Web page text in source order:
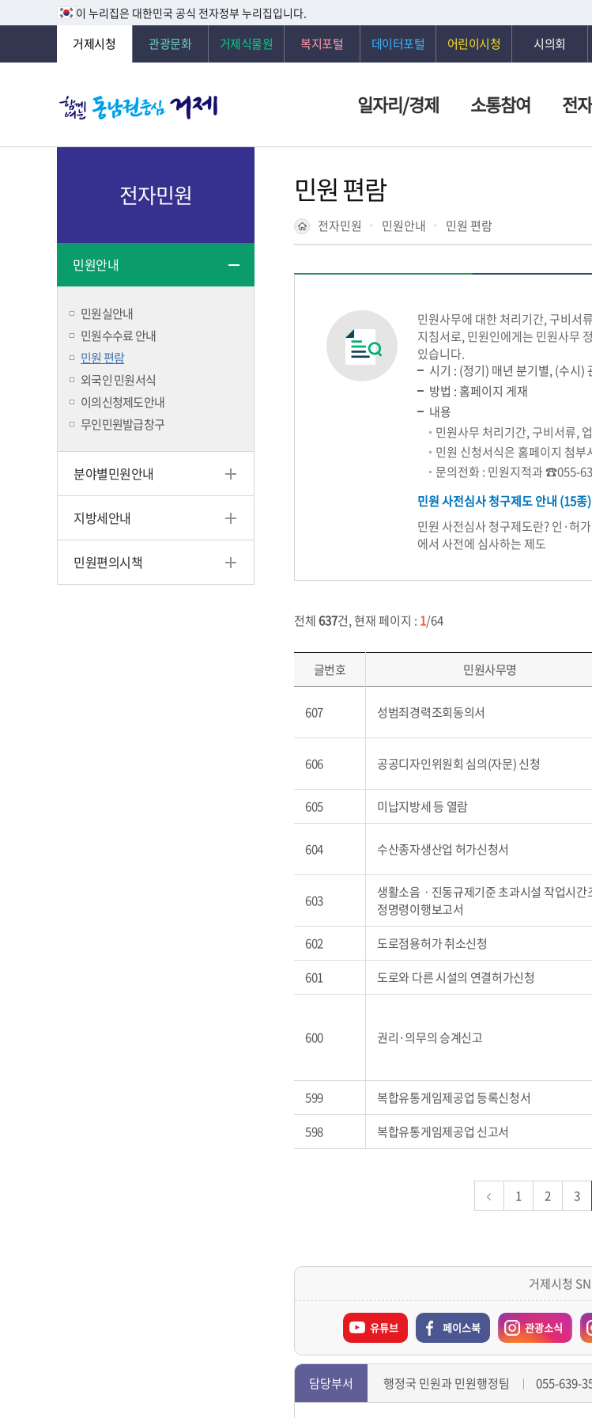
이 누리집은 대한민국 공식 전자정부 누리집입니다.
거제시청 관광문화 거제식물원 복지포털 데이터포털 어린이시청 시의회
일자리/경제 소통참여 전
전자민원
민원안내
민원실안내
민원수수료 안내
민원 편람
외국인 민원서식
이의신청제도안내
무인민원발급창구
분야별민원안내
지방세안내
민원편의시책
민원 편람
전자민원 민원안내 민원 편람
민원사무에 대한 처리기간, 구비서
지침서로, 민원인에게는 민원사무
있습니다.
시기 : (정기) 매년 분기별, (수시)
방법 : 홈페이지 게재
내용
민원사무 처리기간, 구비서류,
민원 신청서식은 홈페이지 첨부
문의전화 : 민원지적과 ☎055-
민원 사전심사 청구제도 안내 (15종
민원 사전심사 청구제도란? 인·허
에서 사전에 심사하는 제도
전체637건, 현재 페이지 : 1/64
글번호 민원사무명
607 성범죄경력조회동의서
606 공공디자인위원회 심의(자문) 신청
605 미납지방세 등 열람
604 수산종자생산업 허가신청서
603
생활소음ㆍ진동규제기준 초과시설 작업시간
정명령이행보고서
602 도로점용허가 취소신청
601
도로와 다른 시설의 연결허가신청
600 권리·의무의 승계신고
599 복합유통게임제공업 등록신청서
598
복합유통게임제공업 신고서
1 2 3
거제시청
유튜브 페이스북 관광소식
담당부서 행정국 민원과 민원행정팀 055-639-